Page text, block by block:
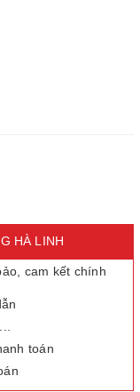
HÀ LINH
cam kết chính
toán